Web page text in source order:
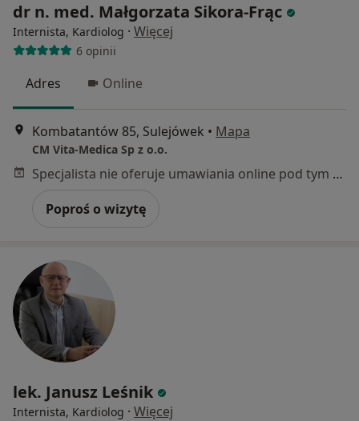
dr n. med. Małgorzata Sikora-Frąc
Internista, Kardiolog · Więcej
6 opinii
Adres Online
Kombatantów 85, Sulejówek • Mapa
CM Vita-Medica Sp z o.o.
Specjalista nie oferuje umawiania online pod tym adresem.
Poproś o wizytę
lek. Janusz Leśnik
Internista, Kardiolog · Więcej